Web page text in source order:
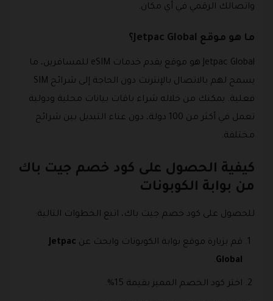
واتصالك الرقمي في أي مكان.
ما هو موقع Jetpac Global؟
Jetpac Global هو موقع يقدم خدمات eSIM للمسافرين، ما
يسمح لهم بالاتصال بالإنترنت دون الحاجة إلى شرائح SIM
فعلية. يمكنك من خلاله شراء باقات بيانات محلية ودولية
تعمل في أكثر من 100 دولة، دون عناء التبديل بين شرائح
مختلفة.
كيفية الحصول على كود خصم جيت باك
من بوابة الكوبونات
للحصول على كود خصم جيت باك، اتبع الخطوات التالية:
قم بزيارة موقع بوابة الكوبونات وابحث عن Jetpac
Global
.
اختر كود الخصم المميز بقيمة 15%.